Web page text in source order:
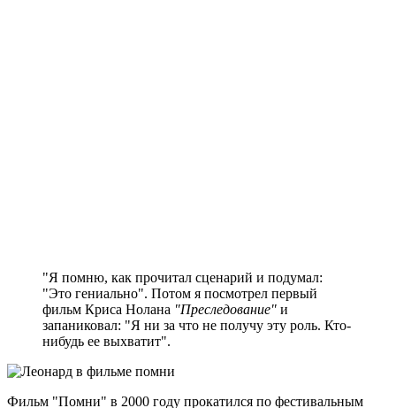
"Я помню, как прочитал сценарий и подумал:
"Это гениально". Потом я посмотрел первый
фильм Криса Нолана "Преследование" и
запаниковал: "Я ни за что не получу эту роль. Кто-
нибудь ее выхватит".
Фильм "Помни" в 2000 году прокатился по фестивальным